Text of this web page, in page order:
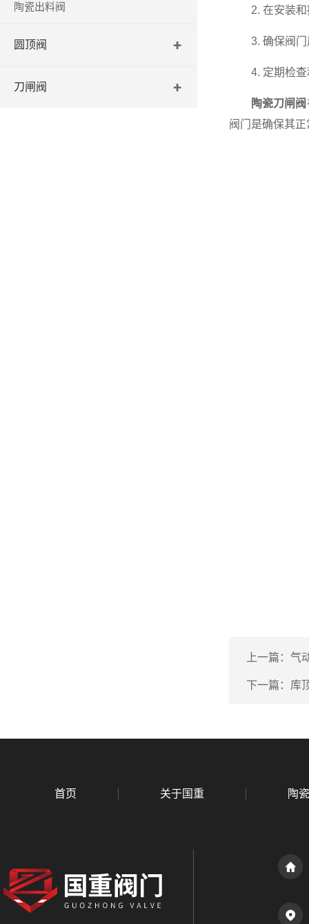
陶瓷出料阀
圆顶阀
刀闸阀
2. 在安装和操
3. 确保阀门周
4. 定期检查和
陶瓷刀闸阀
阀门是确保其
上一篇： 气
下一篇： 库
首页 关于国重 陶